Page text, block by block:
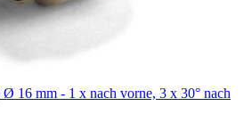
16 mm - 1 x nach vorne, 3 x 30° nach